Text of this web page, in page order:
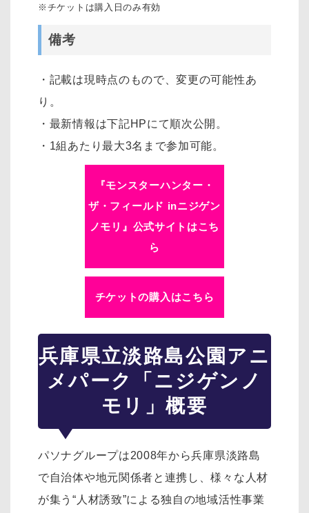
※チケットは購入日のみ有効
備考
・記載は現時点のもので、変更の可能性あ
り。
・最新情報は下記HPにて順次公開。
・1組あたり最大3名まで参加可能。
『モンスターハンター・
ザ・フィールド inニジゲン
ノモリ』公式サイトはこち
ら
チケットの購入はこちら
兵庫県立淡路島公園アニ
メパーク「ニジゲンノ
モリ」概要
パソナグループは2008年から兵庫県淡路島
で自治体や地元関係者と連携し、様々な人材
が集う“人材誘致”による独自の地域活性事業